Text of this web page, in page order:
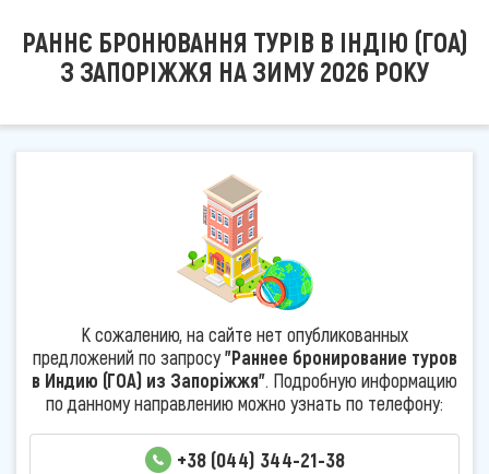
РАННЄ БРОНЮВАННЯ ТУРІВ В ІНДІЮ (ГОА)
З ЗАПОРІЖЖЯ НА ЗИМУ 2026 РОКУ
К сожалению, на сайте нет опубликованных
предложений по запросу"Раннее бронирование туров
в Индию (ГОА) из Запоріжжя". Подробную информацию
по данному направлению можно узнать по телефону:
+38 (044) 344-21-38